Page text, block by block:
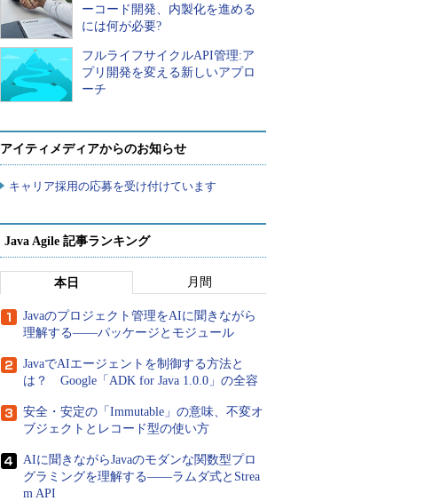
ーコード開発、内製化を進める
には何が必要?
フルライフサイクルAPI管理:ア
プリ開発を変える新しいアプロ
ーチ
アイティメディアからのお知らせ
キャリア採用の応募を受け付けています
Java Agile 記事ランキング
本日 月間
Javaのプロジェクト管理をAIに聞きながら
理解する――パッケージとモジュール
JavaでAIエージェントを制御する方法と
は？ Google「ADK for Java 1.0.0」の全容
安全・安定の「Immutable」の意味、不変オ
ブジェクトとレコード型の使い方
AIに聞きながらJavaのモダンな関数型プロ
グラミングを理解する――ラムダ式とStrea
m API